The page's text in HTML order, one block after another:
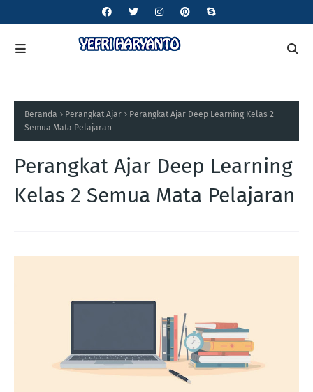
Beranda Perangkat Ajar
Perangkat Ajar Deep Learning Kelas 2
Semua Mata Pelajaran
Perangkat Ajar Deep Learning
Kelas 2 Semua Mata Pelajaran